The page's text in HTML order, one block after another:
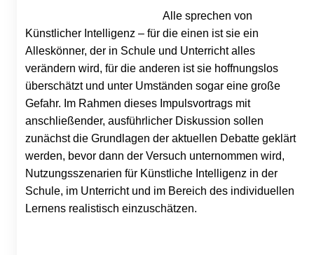
Alle sprechen von
Künstlicher Intelligenz – für die einen ist sie ein
Alleskönner, der in Schule und Unterricht alles
verändern wird, für die anderen ist sie hoffnungslos
überschätzt und unter Umständen sogar eine große
Gefahr. Im Rahmen dieses Impulsvortrags mit
anschließender, ausführlicher Diskussion sollen
zunächst die Grundlagen der aktuellen Debatte geklärt
werden, bevor dann der Versuch unternommen wird,
Nutzungsszenarien für Künstliche Intelligenz in der
Schule, im Unterricht und im Bereich des individuellen
Lernens realistisch einzuschätzen.